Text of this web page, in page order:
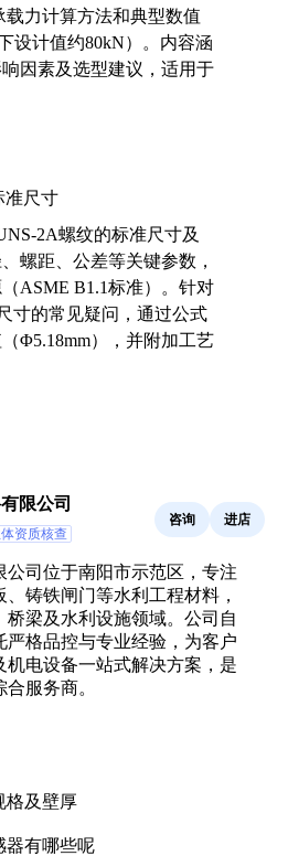
载力计算方法和典型数值
设计值约80kN）。内容涵
因素及选型建议，适用于
准尺寸
2A螺纹的标准尺寸及
螺距、公差等关键参数，
ASME B1.1标准）。针对
寸的常见疑问，通过公式
Φ5.18mm），并附加工艺
限公司
资质核查
咨询 进店
公司位于南阳市示范区，专注
铸铁闸门等水利工程材料，
桥梁及水利设施领域。公司自
严格品控与专业经验，为客户
机电设备一站式解决方案，是
服务商。
格及壁厚
器有哪些呢